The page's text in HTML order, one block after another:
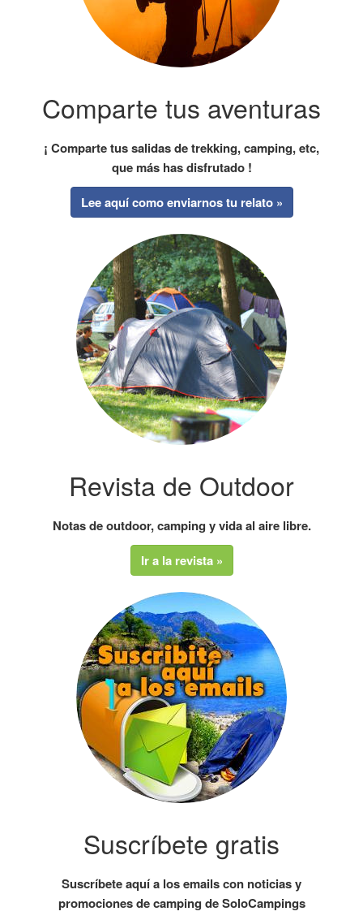
Comparte tus aventuras
¡ Comparte tus salidas de trekking, camping, etc,
que más has disfrutado !
Lee aquí como enviarnos tu relato »
Revista de Outdoor
Notas de outdoor, camping y vida al aire libre.
Ir a la revista »
Suscríbete gratis
Suscríbete aquí a los emails con noticias y
promociones de camping de SoloCampings